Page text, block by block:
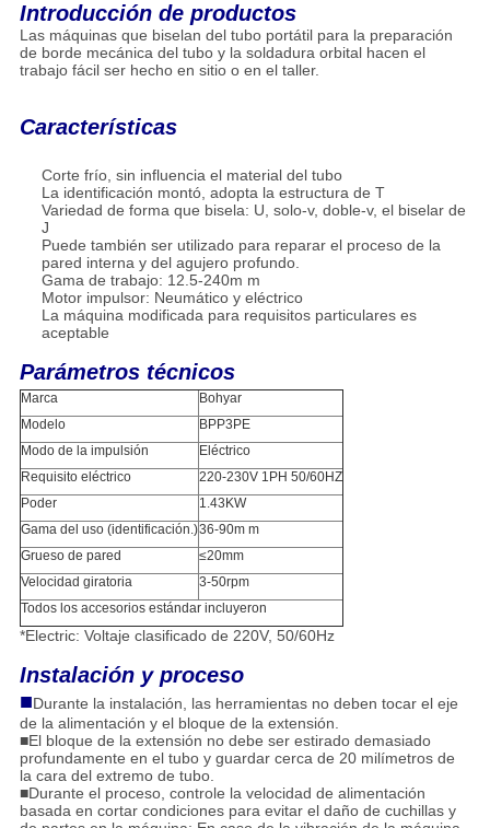
Introducción de productos
Las máquinas que biselan del tubo portátil para la preparación
de borde mecánica del tubo y la soldadura orbital hacen el
trabajo fácil ser hecho en sitio o en el taller.
Características
Corte frío, sin influencia el material del tubo
La identificación montó, adopta la estructura de T
Variedad de forma que bisela: U, solo-v, doble-v, el biselar de
J
Puede también ser utilizado para reparar el proceso de la
pared interna y del agujero profundo.
Gama de trabajo: 12.5-240m m
Motor impulsor: Neumático y eléctrico
La máquina modificada para requisitos particulares es
aceptable
Parámetros técnicos
Marca
Bohyar
Modelo
BPP3PE
Modo de la impulsión
Eléctrico
Requisito eléctrico
220-230V 1PH 50/60HZ
Poder
1.43KW
Gama del uso (identificación.)36-90m m
Grueso de pared
≤20mm
Velocidad giratoria
3-50rpm
Todos los accesorios estándar incluyeron
*Electric: Voltaje clasificado de 220V, 50/60Hz
Instalación y proceso
■Durante la instalación, las herramientas no deben tocar el eje
de la alimentación y el bloque de la extensión.
■El bloque de la extensión no debe ser estirado demasiado
profundamente en el tubo y guardar cerca de 20 milímetros de
la cara del extremo de tubo.
■Durante el proceso, controle la velocidad de alimentación
basada en cortar condiciones para evitar el daño de cuchillas y